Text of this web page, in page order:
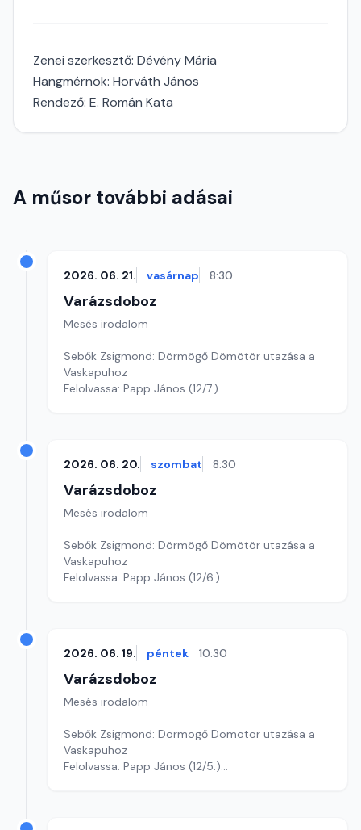
Zenei szerkesztő: Dévény Mária
Hangmérnök: Horváth János
Rendező: E. Román Kata
A műsor további adásai
2026. 06. 21. vasárnap 8:30
Varázsdoboz
Mesés irodalom
Sebők Zsigmond: Dörmögő Dömötör utazása a
Vaskapuhoz
Felolvassa: Papp János (12/7.)
2026. 06. 20. szombat 8:30
Varázsdoboz
Mesés irodalom
Sebők Zsigmond: Dörmögő Dömötör utazása a
Vaskapuhoz
Felolvassa: Papp János (12/6.)
2026. 06. 19. péntek 10:30
Varázsdoboz
Mesés irodalom
Sebők Zsigmond: Dörmögő Dömötör utazása a
Vaskapuhoz
Felolvassa: Papp János (12/5.)